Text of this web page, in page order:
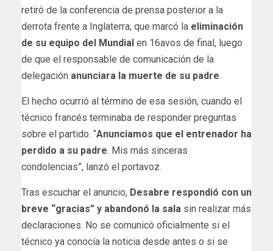
retiró de la conferencia de prensa posterior a la
derrota frente a Inglaterra, que marcó la eliminación
de su equipo del Mundial en 16avos de final, luego
de que el responsable de comunicación de la
delegación anunciara la muerte de su padre.
El hecho ocurrió al término de esa sesión, cuando el
técnico francés terminaba de responder preguntas
sobre el partido. “Anunciamos que el entrenador ha
perdido a su padre. Mis más sinceras
condolencias”, lanzó el portavoz.
Tras escuchar el anuncio, Desabre respondió con un
breve “gracias” y abandonó la sala sin realizar más
declaraciones. No se comunicó oficialmente si el
técnico ya conocía la noticia desde antes o si se